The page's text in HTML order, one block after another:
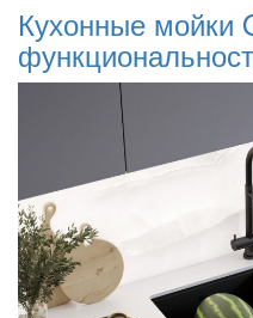
Кухонные мойки